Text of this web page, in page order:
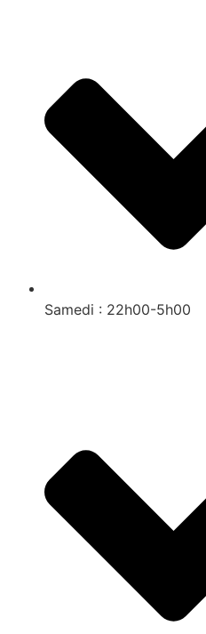
Samedi : 22h00-5h00